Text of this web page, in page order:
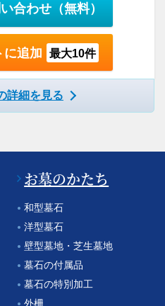
合わせ （無料）
に追加 最大10件
詳細を見る
お墓のかたち
和型墓石
洋型墓石
壁型墓地・芝生墓地
墓石の付属品
墓石の特別加工
外柵